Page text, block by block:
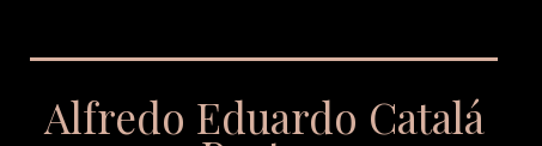
Alfredo Eduardo Catalá